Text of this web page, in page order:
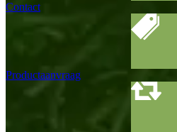
Contact
Productaanvraag